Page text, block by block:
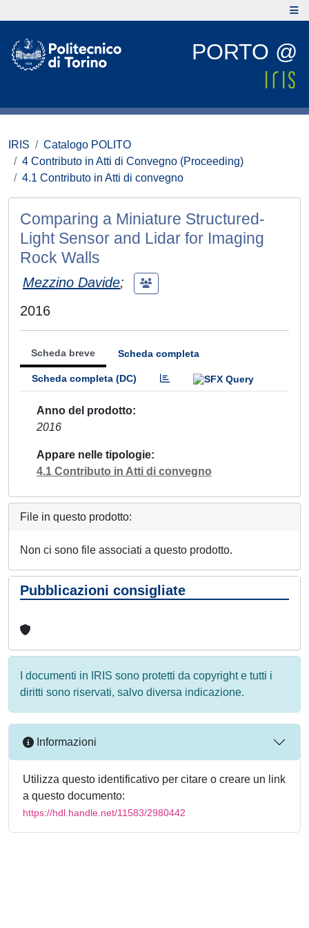
PORTO @
IRIS
Catalogo POLITO
4 Contributo in Atti di Convegno (Proceeding)
4.1 Contributo in Atti di convegno
Comparing a Miniature Structured-
Light Sensor and Lidar for Imaging
Rock Walls
Mezzino Davide;
2016
Scheda breve Scheda completa
Scheda completa (DC)
Anno del prodotto
2016
Appare nelle tipologie
4.1 Contributo in Atti di convegno
File in questo prodotto:
Non ci sono file associati a questo prodotto.
Pubblicazioni consigliate
I documenti in IRIS sono protetti da copyright e tutti i
diritti sono riservati, salvo diversa indicazione.
Informazioni
Utilizza questo identificativo per citare o creare un link
a questo documento:
https://hdl.handle.net/11583/2980442